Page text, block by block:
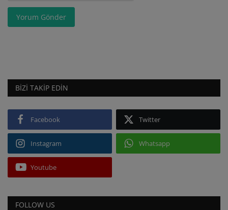
Yorum Gönder
BIZI TAKIP EDIN
Facebook Twitter
Instagram Whatsapp
Youtube
FOLLOW US